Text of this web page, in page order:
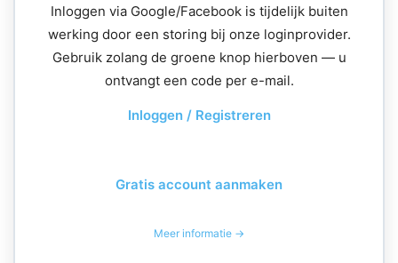
Inloggen via Google/Facebook is tijdelijk buiten
werking door een storing bij onze loginprovider.
Gebruik zolang de groene knop hierboven — u
ontvangt een code per e-mail.
Inloggen / Registreren
Gratis account aanmaken
Meer informatie →